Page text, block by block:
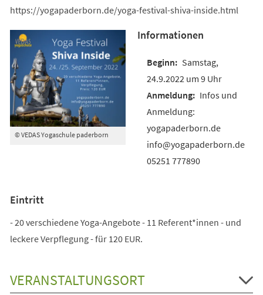
https://yogapaderborn.de/yoga-festival-shiva-inside.html
© VEDAS Yogaschule paderborn
Informationen
Samstag,
24.9.2022 um 9 Uhr
Infos und
Anmeldung:
yogapaderborn.de
info@yogapaderborn.de
05251 777890
Eintritt
- 20 verschiedene Yoga-Angebote - 11 Referent*innen - und
leckere Verpflegung - für 120 EUR.
VERANSTALTUNGSORT